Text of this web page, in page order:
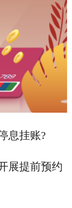
息挂账?
展提前预约